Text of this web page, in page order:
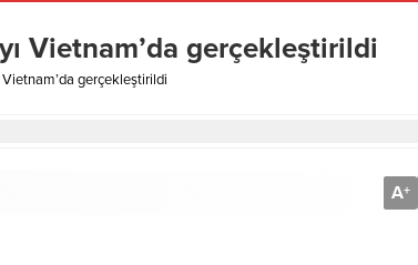
Vietnam’da gerçekleştirildi
Vietnam’da gerçekleştirildi
A+